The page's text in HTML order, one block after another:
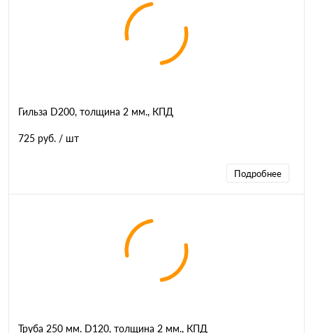
Гильза D200, толщина 2 мм., КПД
725 руб. / шт
Подробнее
Труба 250 мм. D120, толщина 2 мм., КПД